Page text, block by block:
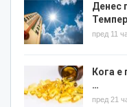
Денес
пред 11
Кога
…
пред 21